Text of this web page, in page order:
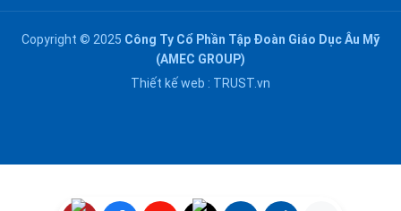
Copyright © 2025 Công Ty Cổ Phần Tập Đoàn Giáo Dục Âu Mỹ
(AMEC GROUP)
Thiết kế web : TRUST.vn
ĐÀ NẴNG :
0916082128
HỒ CHÍ MINH :
0911002551
Chat với chúng tôi trên
Zalo